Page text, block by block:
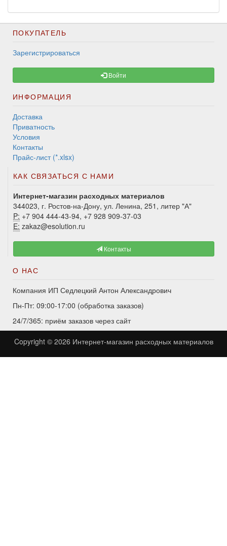
ПОКУПАТЕЛЬ
Зарегистрироваться
Войти
ИНФОРМАЦИЯ
Доставка
Приватность
Условия
Контакты
Прайс-лист (*.xlsx)
КАК СВЯЗАТЬСЯ С НАМИ
Интернет-магазин расходных материалов
344023, г. Ростов-на-Дону, ул. Ленина, 251, литер "А"
P: +7 904 444-43-94, +7 928 909-37-03
E: zakaz@esolution.ru
Контакты
О НАС
Компания ИП Седлецкий Антон Александрович
Пн-Пт: 09:00-17:00 (обработка заказов)
24/7/365: приём заказов через сайт
Copyright © 2026 Интернет-магазин расходных материалов